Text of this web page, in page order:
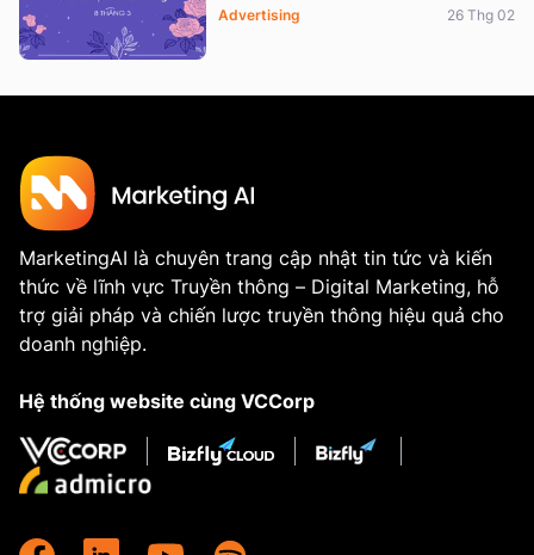
Advertising 26 Thg 02
MarketingAI là chuyên trang cập nhật tin tức và kiến
thức về lĩnh vực Truyền thông – Digital Marketing, hỗ
trợ giải pháp và chiến lược truyền thông hiệu quả cho
doanh nghiệp.
Hệ thống website cùng VCCorp